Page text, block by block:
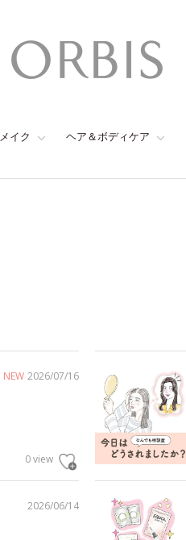
メイク ヘア＆ボディケア
NEW 2026/07/16
0 view
2026/06/14